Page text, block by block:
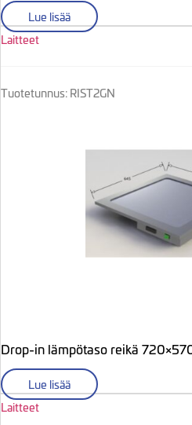
Lue lisää
Laitteet
Tuotetunnus: RIST2GN
Drop-in lämpötaso reikä
Lue lisää
Laitteet